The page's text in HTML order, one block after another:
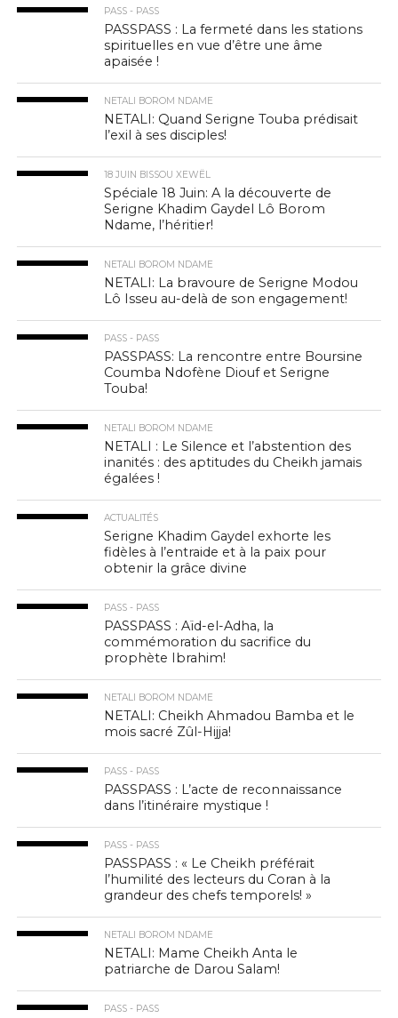
PASS - PASS
PASSPASS : La fermeté dans les stations
spirituelles en vue d’être une âme
apaisée !
NETALI BOROM NDAME
NETALI: Quand Serigne Touba prédisait
l’exil à ses disciples!
18 JUIN BISSOU XEWËL
Spéciale 18 Juin: A la découverte de
Serigne Khadim Gaydel Lô Borom
Ndame, l’héritier!
NETALI BOROM NDAME
NETALI: La bravoure de Serigne Modou
Lô Isseu au-delà de son engagement!
PASS - PASS
PASSPASS: La rencontre entre Boursine
Coumba Ndofène Diouf et Serigne
Touba!
NETALI BOROM NDAME
NETALI : Le Silence et l’abstention des
inanités : des aptitudes du Cheikh jamais
égalées !
ACTUALITÉS
Serigne Khadim Gaydel exhorte les
fidèles à l’entraide et à la paix pour
obtenir la grâce divine
PASS - PASS
PASSPASS : Aïd-el-Adha, la
commémoration du sacrifice du
prophète Ibrahim!
NETALI BOROM NDAME
NETALI: Cheikh Ahmadou Bamba et le
mois sacré Zûl-Hijja!
PASS - PASS
PASSPASS : L’acte de reconnaissance
dans l’itinéraire mystique !
PASS - PASS
PASSPASS : « Le Cheikh préférait
l’humilité des lecteurs du Coran à la
grandeur des chefs temporels! »
NETALI BOROM NDAME
NETALI: Mame Cheikh Anta le
patriarche de Darou Salam!
PASS - PASS